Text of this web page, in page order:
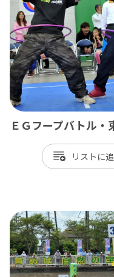
泉 / 茂原 / 御宿
/ 館山 / いすみ鉄道
十九里
茂原市
ＥＧフープバトル・
リスト